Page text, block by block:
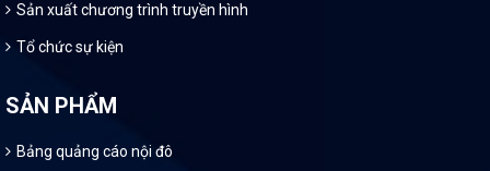
Sản xuất chương trình truyền hình
Tổ chức sự kiện
SẢN PHẨM
Bảng quảng cáo nội đô